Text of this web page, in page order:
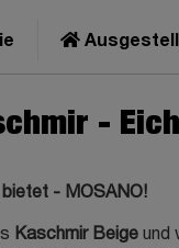
-
- MOSANO!
Kaschmir Beige und